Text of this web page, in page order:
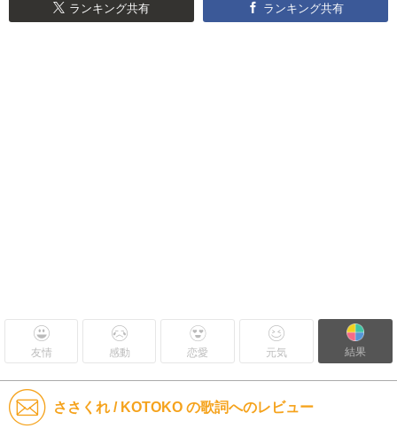
ランキング共有 ランキング共有
友情 感動 恋愛 元気 結果
ささくれ / KOTOKO の歌詞へのレビュー